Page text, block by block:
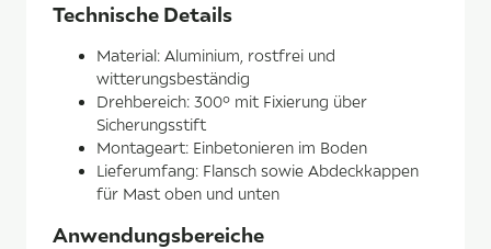
Technische Details
Material: Aluminium, rostfrei und
witterungsbeständig
Drehbereich: 300° mit Fixierung über
Sicherungsstift
Montageart: Einbetonieren im Boden
Lieferumfang: Flansch sowie Abdeckkappen
für Mast oben und unten
Anwendungsbereiche